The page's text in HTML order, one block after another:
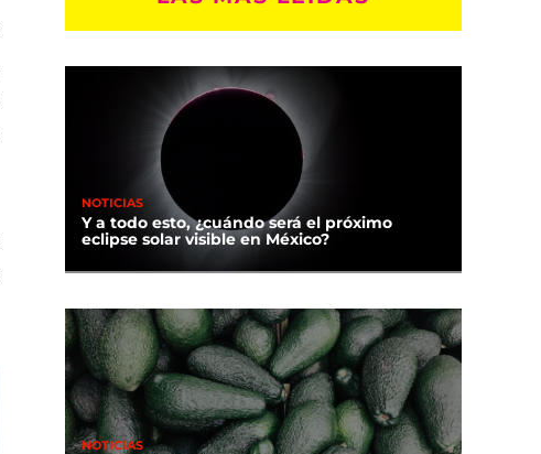
NOTICIAS
Y a todo esto, ¿cuándo será el próximo
eclipse solar visible en México?
NOTICIAS